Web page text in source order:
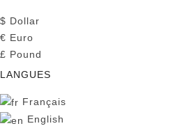
$ Dollar
€ Euro
£ Pound
LANGUES
Français
English